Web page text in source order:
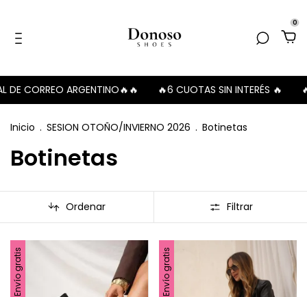
0
ARGENTINO🔥🔥 🔥6 CUOTAS SIN INTERÉS 🔥
Inicio . SESION OTOÑO/INVIERNO 2026 . Botinetas
Botinetas
Ordenar Filtrar
Envío gratis Envío gratis